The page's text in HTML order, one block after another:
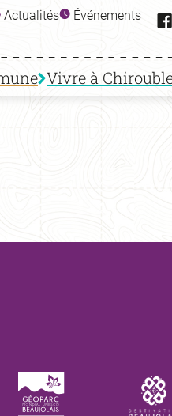
Actualités Événements
Vivre à